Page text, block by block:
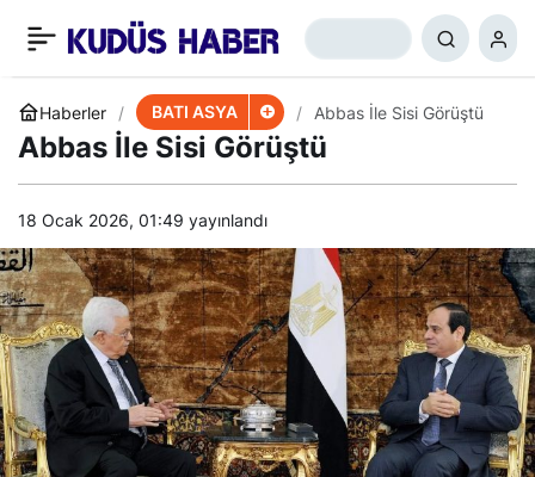
Haberler BATI ASYA Abbas İle Sisi Görüştü
Abbas İle Sisi Görüştü
18 Ocak 2026, 01:49 yayınlandı
Hamas Filistin Yönetimi
Güvenlik Birimlerine Sızdı
+ 0 Paylaş